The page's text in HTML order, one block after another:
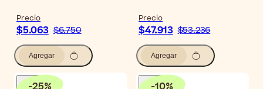
Precio
$5.063 $6.750
Agregar
Precio
$47.913 $53.236
Agregar